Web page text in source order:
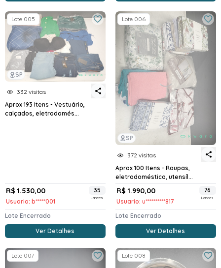
SP
Lote 005
332 visitas
Aprox 193 Itens - Vestuário,
calçados, eletrodomés...
R$ 1.530,00
Usuario: b*****001
35
Lances
Lote Encerrado
Ver Detalhes
SP
Lote 006
372 visitas
Aprox 100 Itens - Roupas,
eletrodoméstico, utensíl...
R$ 1.990,00
Usuario: u**********817
76
Lances
Lote Encerrado
Ver Detalhes
Lote 007 Lote 008